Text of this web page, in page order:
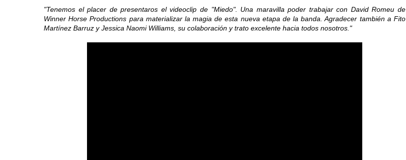
"Tenemos el placer de presentaros el videoclip de "Miedo". Una maravilla poder trabajar con David Romeu de
Winner Horse Productions para materializar la magia de esta nueva etapa de la banda. Agradecer también a Fito
Martínez Barruz y Jessica Naomi Williams, su colaboración y trato excelente hacia todos nosotros."